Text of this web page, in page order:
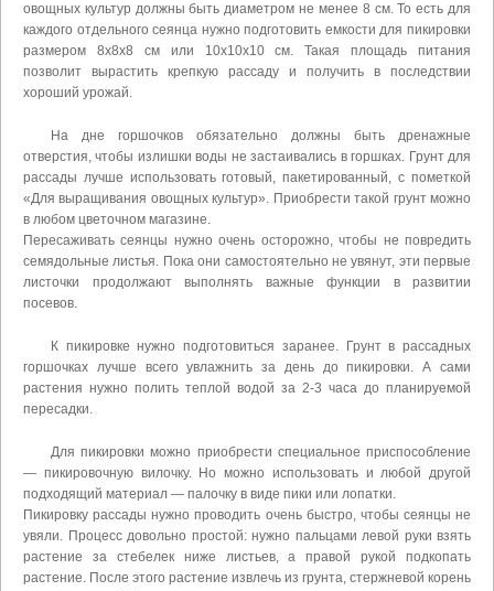
овощных культур должны быть диаметром не менее 8 см. То есть для
каждого отдельного сеянца нужно подготовить емкости для пикировки
размером 8х8х8 см или 10х10х10 см. Такая площадь питания
позволит вырастить крепкую рассаду и получить в последствии
хороший урожай.
На дне горшочков обязательно должны быть дренажные
отверстия, чтобы излишки воды не застаивались в горшках. Грунт для
рассады лучше использовать готовый, пакетированный, с пометкой
«Для выращивания овощных культур». Приобрести такой грунт можно
в любом цветочном магазине.
Пересаживать сеянцы нужно очень осторожно, чтобы не повредить
семядольные листья. Пока они самостоятельно не увянут, эти первые
листочки продолжают выполнять важные функции в развитии
посевов.
К пикировке нужно подготовиться заранее. Грунт в рассадных
горшочках лучше всего увлажнить за день до пикировки. А сами
растения нужно полить теплой водой за 2-3 часа до планируемой
пересадки.
Для пикировки можно приобрести специальное приспособление
— пикировочную вилочку. Но можно использовать и любой другой
подходящий материал — палочку в виде пики или лопатки.
Пикировку рассады нужно проводить очень быстро, чтобы сеянцы не
увяли. Процесс довольно простой: нужно пальцами левой руки взять
растение за стебелек ниже листьев, а правой рукой подкопать
растение. После этого растение извлечь из грунта, стержневой корень